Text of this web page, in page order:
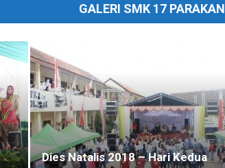
GALERI SMK 17 PARAKAN
Dies Natalis 2018 – Hari Kedua